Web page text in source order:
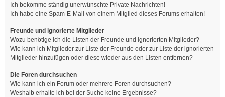
Ich bekomme ständig unerwünschte Private Nachrichten!
Ich habe eine Spam-E-Mail von einem Mitglied dieses Forums erhalten!
Freunde und ignorierte Mitglieder
Wozu benötige ich die Listen der Freunde und ignorierten Mitglieder?
Wie kann ich Mitglieder zur Liste der Freunde oder zur Liste der ignorierten
Mitglieder hinzufügen oder diese wieder aus den Listen entfernen?
Die Foren durchsuchen
Wie kann ich ein Forum oder mehrere Foren durchsuchen?
Weshalb erhalte ich bei der Suche keine Ergebnisse?